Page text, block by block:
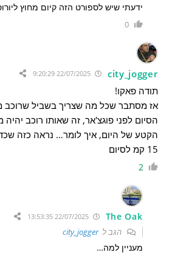
ידעתי שיש לספורט הזה קיום מחוץ
0
city_jogger
22/07/2025 9:20:29
תודה פאקו!
אז מסתבר שכל מה שצריך בשביל שרוכב
הסיום לפני פוגצ'אר, זה שאותו רוכב יהיה
הקטע של היום, איך לומר… נראה כזה
15 קמ לסיום
2
The Oak
22/07/2025 13:53:35
הגב לcity_jogger
מעניין למה…